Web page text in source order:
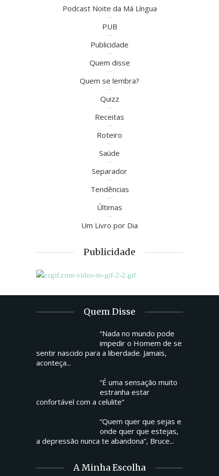
Podcast Noite da Má Língua
PUB
Publicidade
Quem disse
Quem se lembra?
Quizz
Receitas
Roteiro
Saúde
Separador
Tendências
Últimas
Um Livro por Dia
Publicidade
Quem Disse
“Nada no mundo pode
impedir o Homem de se
sentir nascido para a liberdade. Jamais,
aconteça...
“É uma sensação muito
estranha estar
confortável com a celulite”
“Quem quer que sejas e
onde quer que estejas,
a depressão nunca te abandona”, Bruce...
A Minha Escolha